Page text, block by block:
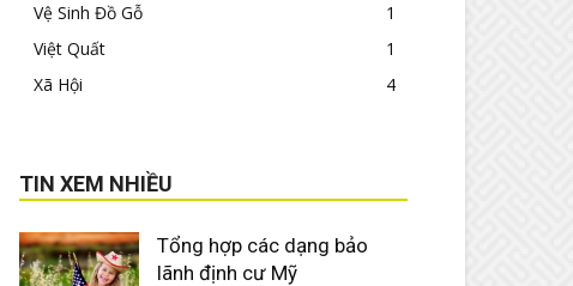
Vệ Sinh Đồ Gỗ
1
Việt Quất
1
Xã Hội
4
TIN XEM NHIỀU
Tổng hợp các dạng bảo
lãnh định cư Mỹ